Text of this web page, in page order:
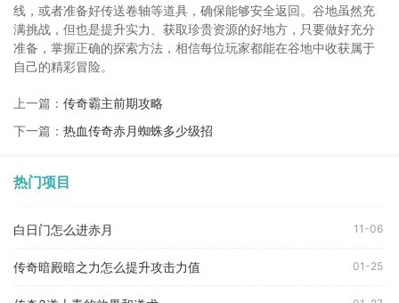
线，或者准备好传送卷轴等道具，确保能够安全返回。谷地虽然充
满挑战，但也是提升实力、获取珍贵资源的好地方，只要做好充分
准备，掌握正确的探索方法，相信每位玩家都能在谷地中收获属于
自己的精彩冒险。
上一篇： 传奇霸主前期攻略
下一篇： 热血传奇赤月蜘蛛多少级招
热门项目
白日门怎么进赤月 11-06
传奇暗殿暗之力怎么提升攻击力值 01-25